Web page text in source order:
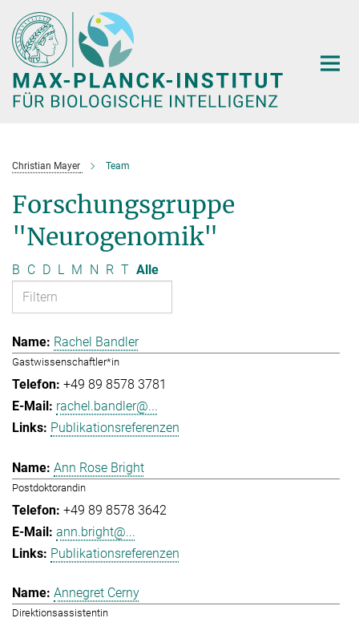
Hauptinhalt
Christian Mayer Team
Forschungsgruppe
"Neurogenomik"
B C D L M N R T Alle
Rachel Bandler
Gastwissenschaftler*in
+49 89 8578 3781
rachel.bandler@...
Publikationsreferenzen
Ann Rose Bright
Postdoktorandin
+49 89 8578 3642
ann.bright@...
Publikationsreferenzen
Annegret Cerny
Direktionsassistentin